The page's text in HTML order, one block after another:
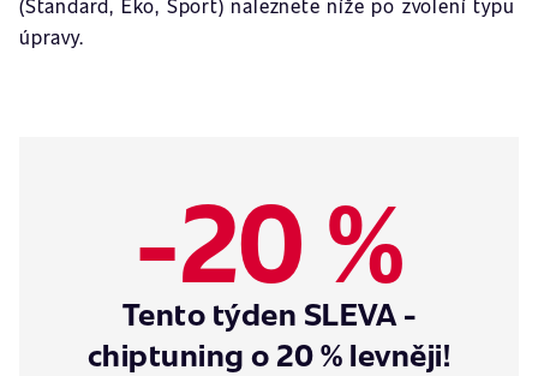
(Standard, Eko, Sport) naleznete níže po zvolení typu
úpravy.
-20 %
Tento týden SLEVA -
chiptuning o 20 % levněji!